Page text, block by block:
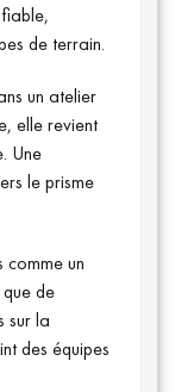
de terrain.
un atelier
elle revient
Une
le prisme
comme un
de
sur la
des équipes